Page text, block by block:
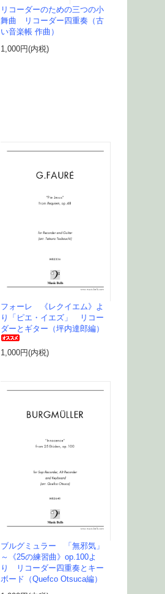
リコーダーのための三つの小
舞曲 リコーダー四重奏（古
い音楽帳 作曲）
1,000円(内税)
フォーレ 《レクイエム》よ
り「ピエ・イエズ」 リコー
ダーとギター（坪内達郎編）
1,000円(内税)
ブルグミュラー 「無邪気」
～《25の練習曲》op.100よ
り リコーダー四重奏とキー
ボード（Quefco Otsuca編）